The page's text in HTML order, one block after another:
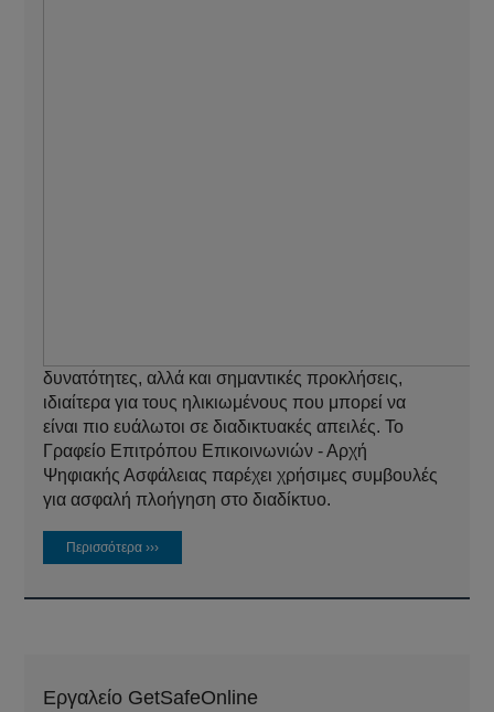
δυνατότητες, αλλά και σημαντικές προκλήσεις,
ιδιαίτερα για τους ηλικιωμένους που μπορεί να
είναι πιο ευάλωτοι σε διαδικτυακές απειλές. Το
Γραφείο Επιτρόπου Επικοινωνιών - Αρχή
Ψηφιακής Ασφάλειας παρέχει χρήσιμες συμβουλές
για ασφαλή πλοήγηση στο διαδίκτυο.
Περισσότερα ›››
Εργαλείο GetSafeOnline